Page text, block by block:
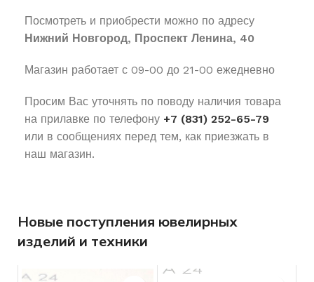
Посмотреть и приобрести можно по адресу
Нижний Новгород, Проспект Ленина, 40
Магазин работает с 09-00 до 21-00 ежедневно
Просим Вас уточнять по поводу наличия товара
на прилавке по телефону +7 (831) 252-65-79
или в сообщениях перед тем, как приезжать в
наш магазин.
Новые поступления ювелирных
изделий и техники